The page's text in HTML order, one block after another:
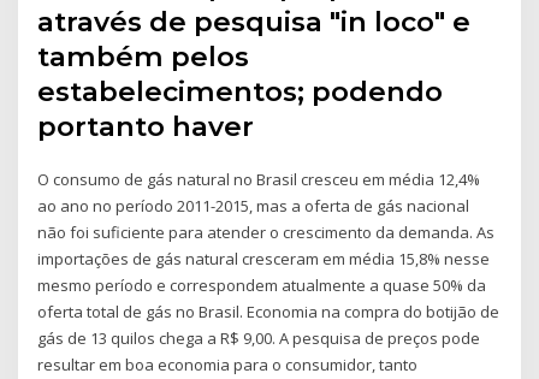
através de pesquisa "in loco" e
também pelos
estabelecimentos; podendo
portanto haver
O consumo de gás natural no Brasil cresceu em média 12,4%
ao ano no período 2011-2015, mas a oferta de gás nacional
não foi suficiente para atender o crescimento da demanda. As
importações de gás natural cresceram em média 15,8% nesse
mesmo período e correspondem atualmente a quase 50% da
oferta total de gás no Brasil. Economia na compra do botijão de
gás de 13 quilos chega a R$ 9,00. A pesquisa de preços pode
resultar em boa economia para o consumidor, tanto